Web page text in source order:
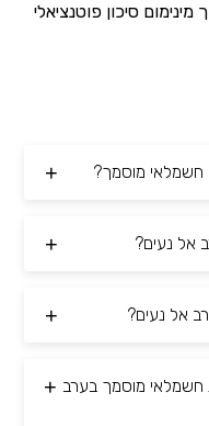
סיכון פוטנציאלי
מוסמך?
אל נעים?
אל נעים?
מוסמך בערב